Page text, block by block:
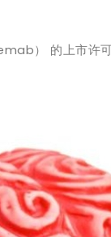
） 的上市许